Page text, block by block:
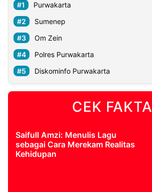
Purwakarta
Sumenep
Om Zein
Polres Purwakarta
Diskominfo Purwakarta
CEK FAKTA
Saifull Amzi: Menulis Lagu
sebagai Cara Merekam Realitas
Kehidupan